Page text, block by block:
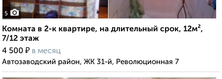
5
Комната в 2-к квартире, на длительный срок, 12м²,
7/12 этаж
4 500 ₽ в месяц
Автозаводский район, ЖК 31-й, Революционная 7